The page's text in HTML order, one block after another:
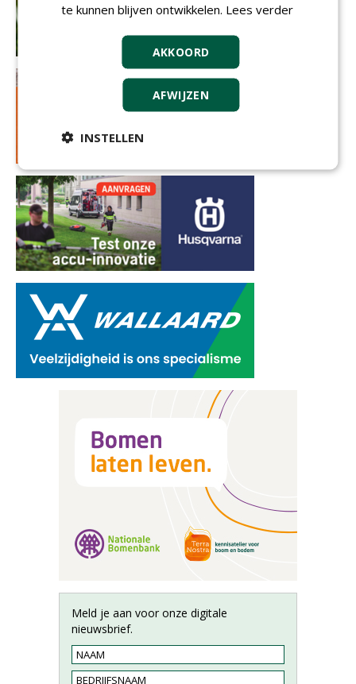
Meld je aan voor onze digitale
nieuwsbrief.
te kunnen blijven ontwikkelen. Lees verder
AKKOORD
AFWIJZEN
INSTELLEN